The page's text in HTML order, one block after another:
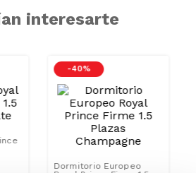
interesarte
-40 %
Dormitorio Europeo